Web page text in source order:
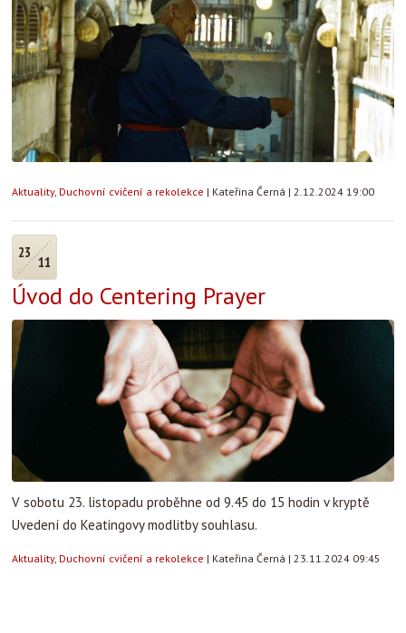
Aktuality, Duchovní cvičení a rekolekce | Kateřina Černá | 2.12.2024 19:00
23
11
Úvod do Centering Prayer
V sobotu 23. listopadu proběhne od 9.45 do 15 hodin v kryptě
Uvedení do Keatingovy modlitby souhlasu.
Aktuality, Duchovní cvičení a rekolekce | Kateřina Černá | 23.11.2024 09:45